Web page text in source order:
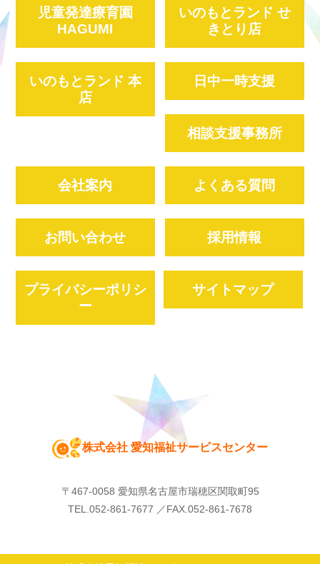
児童発達療育園
HAGUMI
いのもとランド せ
きとり店
いのもとランド 本
店
日中一時支援
相談支援事務所
会社案内 よくある質問
お問い合わせ 採用情報
プライバシーポリシ
ー
サイトマップ
株式会社 愛知福祉サービスセンター
〒467-0058 愛知県名古屋市瑞穂区関取町95
TEL.052-861-7677 ／FAX.052-861-7678